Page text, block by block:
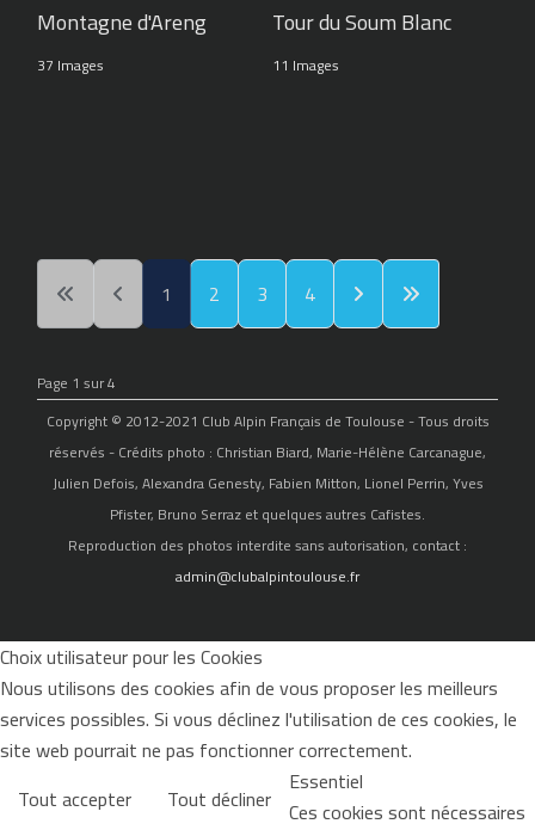
Montagne d'Areng
37 Images
Tour du Soum Blanc
11 Images
1 2 3 4
Page 1 sur 4
Copyright © 2012-2021 Club Alpin Français de Toulouse - Tous droits
réservés - Crédits photo : Christian Biard, Marie-Hélène Carcanague,
Julien Defois, Alexandra Genesty, Fabien Mitton, Lionel Perrin, Yves
Pfister, Bruno Serraz et quelques autres Cafistes.
Reproduction des photos interdite sans autorisation, contact :
admin@clubalpintoulouse.fr
Choix utilisateur pour les Cookies
Nous utilisons des cookies afin de vous proposer les meilleurs
services possibles. Si vous déclinez l'utilisation de ces cookies, le
site web pourrait ne pas fonctionner correctement.
Tout accepter
Tout décliner Essentiel
Ces cookies sont nécessaires